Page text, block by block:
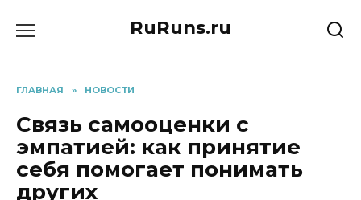
RuRuns.ru
ГЛАВНАЯ » НОВОСТИ
Связь самооценки с
эмпатией: как принятие
себя помогает понимать
других